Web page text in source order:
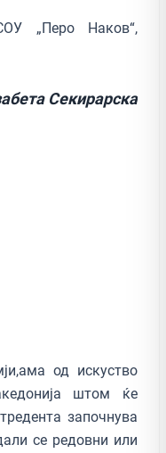
„Перо Наков“,
Секирарска
од искуство
штом ќе
започнува
се редовни или